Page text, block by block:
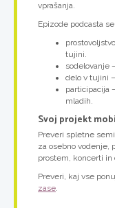
vprašanja.
Epizode podcasta
tujini.
sodelovanje
delo v tujini
participacija
mladih.
Svoj projekt
Preveri spletne
za osebno vodenje,
prostem, koncerti
Preveri, kaj vse
zase.